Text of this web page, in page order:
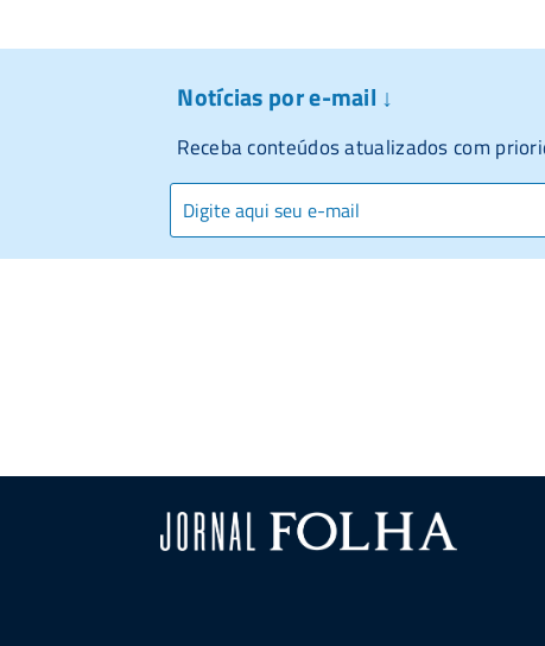
Notícias por e-mail ↓
Receba conteúdos atualizados com